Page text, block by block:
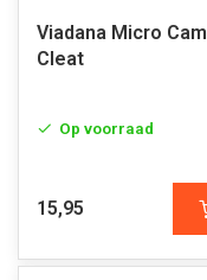
Viadana Micro Cam
Cleat
Op voorraad
15,95